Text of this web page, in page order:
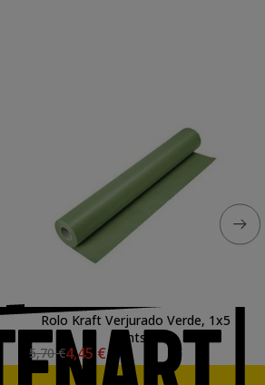
Rolo Kraft Verjurado Verde, 1x5
mts.
5,70 €4,45 €